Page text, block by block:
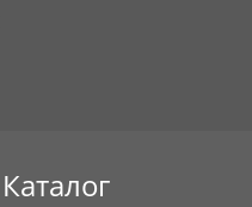
Каталог